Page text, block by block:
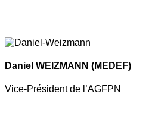
Daniel WEIZMANN (MEDEF)
Vice-Président de l’AGFPN